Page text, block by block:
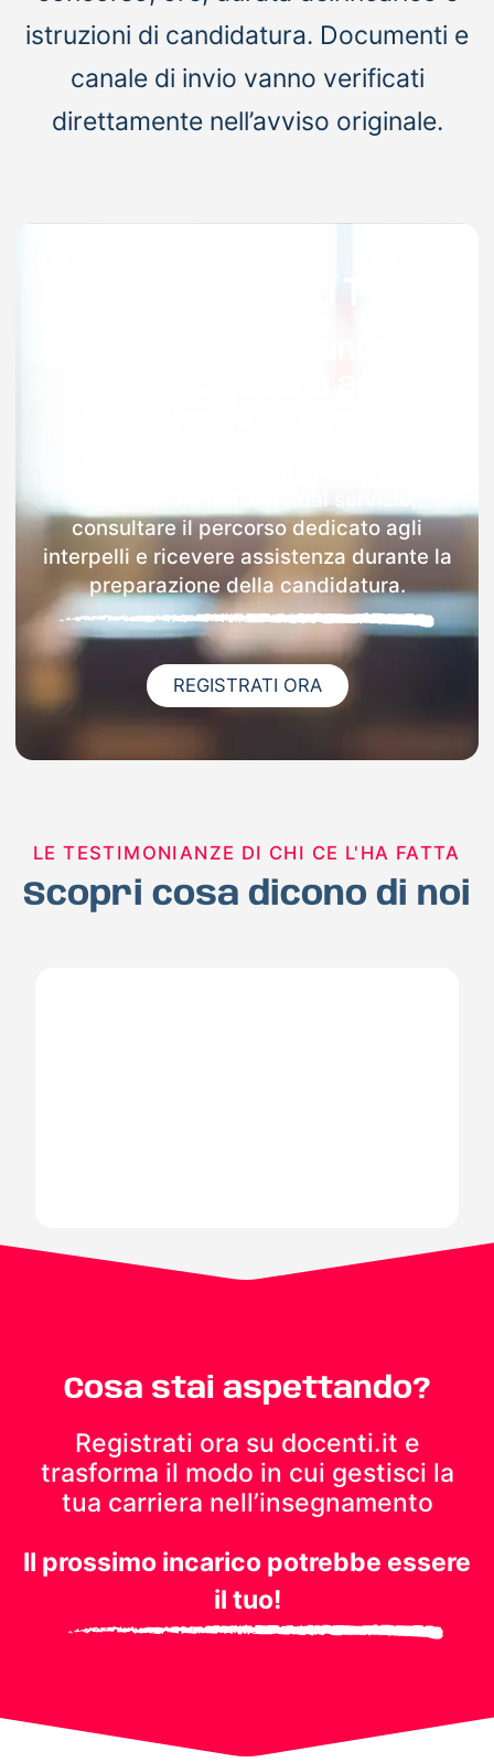
istruzioni di candidatura. Documenti e
canale di invio vanno verificati
direttamente nell’avviso originale.
consultare il percorso dedicato agli
interpelli e ricevere assistenza durante la
preparazione della candidatura.
REGISTRATI ORA
LE TESTIMONIANZE DI CHI CE L'HA FATTA
Scopri cosa dicono di noi
Cosa stai aspettando?
Registrati ora su docenti.it e
trasforma il modo in cui gestisci la
tua carriera nell’insegnamento
Il prossimo incarico potrebbe essere
il tuo!